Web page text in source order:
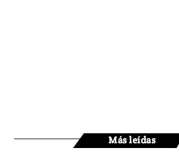
Más leídas